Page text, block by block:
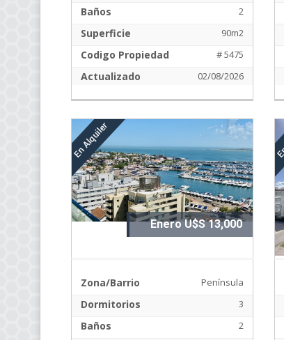
Baños 2
Superficie 90m2
Codigo Propiedad # 5475
Actualizado 02/08/2026
Enero U$S 13,000
Zona/Barrio Península
Dormitorios 3
Baños 2